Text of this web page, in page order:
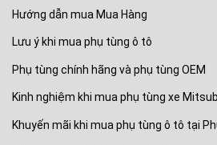
Hướng dẫn mua Mua Hàng
Lưu ý khi mua phụ tùng ô tô
Phụ tùng chính hãng và phụ tùng OEM
Kinh nghiệm khi mua phụ tùng xe
Khuyến mãi khi mua phụ tùng ô tô tại